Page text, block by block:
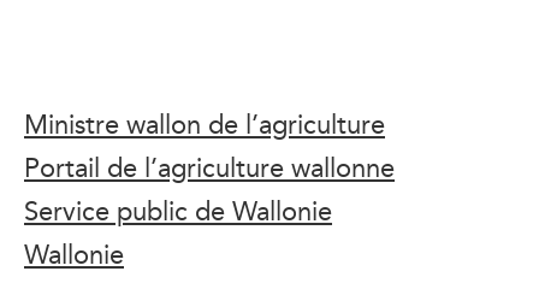
Ministre wallon de l’agriculture
Portail de l’agriculture wallonne
Service public de Wallonie
Wallonie